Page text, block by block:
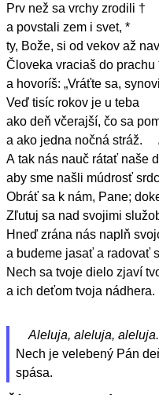
Prv než sa vrchy zrodili †
a povstali zem i svet, *
ty, Bože, si od vekov až
Človeka vraciaš do prachu
a hovoríš: „Vráťte sa,
Veď tisíc rokov je u teba
ako deň včerajší, čo sa
a ako jedna nočná stráž.
A tak nás nauč rátať naše
aby sme našli múdrosť
Obráť sa k nám, Pane;
Zľutuj sa nad svojimi
Hneď zrána nás naplň
a budeme jasať a radovať
Nech sa tvoje dielo zjaví
a ich deťom tvoja nádhera.
Aleluja, aleluja, aleluja.
Nech je velebený Pán
spása.